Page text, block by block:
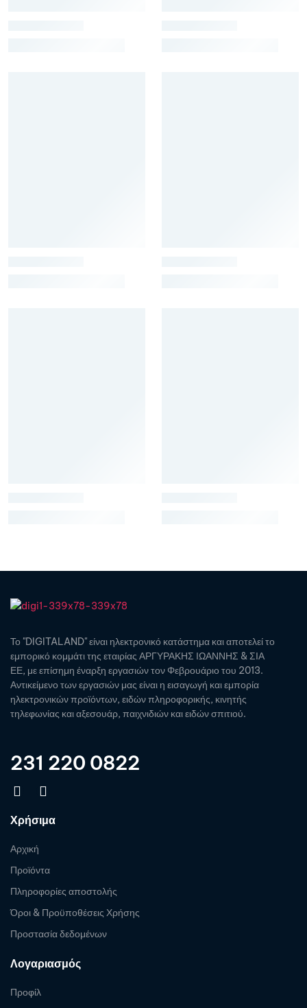
Το "DIGITALAND" είναι ηλεκτρονικό κατάστημα και αποτελεί το
εμπορικό κομμάτι της εταιρίας ΑΡΓΥΡΑΚΗΣ ΙΩΑΝΝΗΣ & ΣΙΑ
ΕΕ, με επίσημη έναρξη εργασιών τον Φεβρουάριο του 2013.
Αντικείμενο των εργασιών μας είναι η εισαγωγή και εμπορία
ηλεκτρονικών προϊόντων, ειδών πληροφορικής, κινητής
τηλεφωνίας και αξεσουάρ, παιχνιδιών και ειδών σπιτιού.
231 220 0822
Χρήσιμα
Αρχική
Προϊόντα
Πληροφορίες αποστολής
Όροι & Προϋποθέσεις Χρήσης
Προστασία δεδομένων
Λογαριασμός
Προφίλ